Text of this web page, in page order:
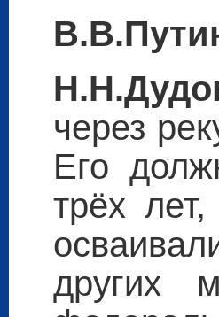
через
Его
трёх
других